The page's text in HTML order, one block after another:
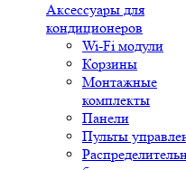
Аксессуары для
кондиционеров
Wi-Fi модули
Корзины
Монтажные
комплекты
Панели
Пульты